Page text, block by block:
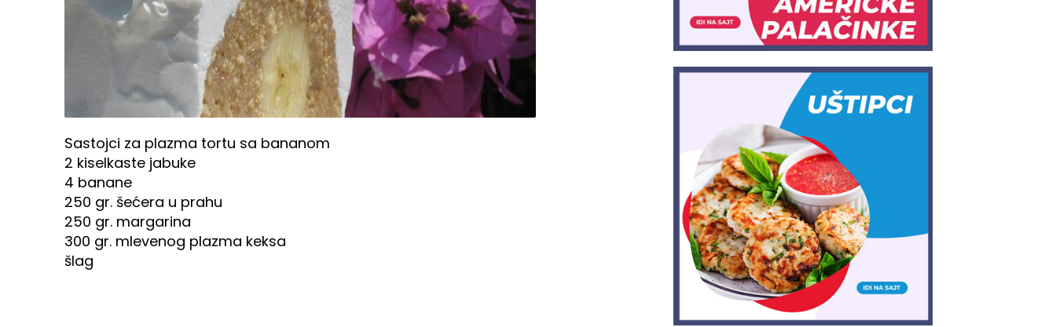
Sastojci za plazma tortu sa bananom
2 kiselkaste jabuke
4 banane
250 gr. šećera u prahu
250 gr. margarina
300 gr. mlevenog plazma keksa
šlag